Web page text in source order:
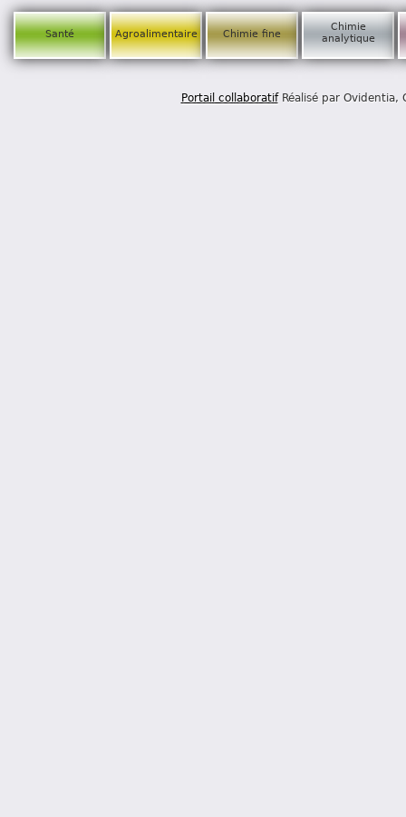
Santé Agroalimentaire Chimie fine
Chimie
analytique
Portail collaboratifRéalisé par Ovidentia,